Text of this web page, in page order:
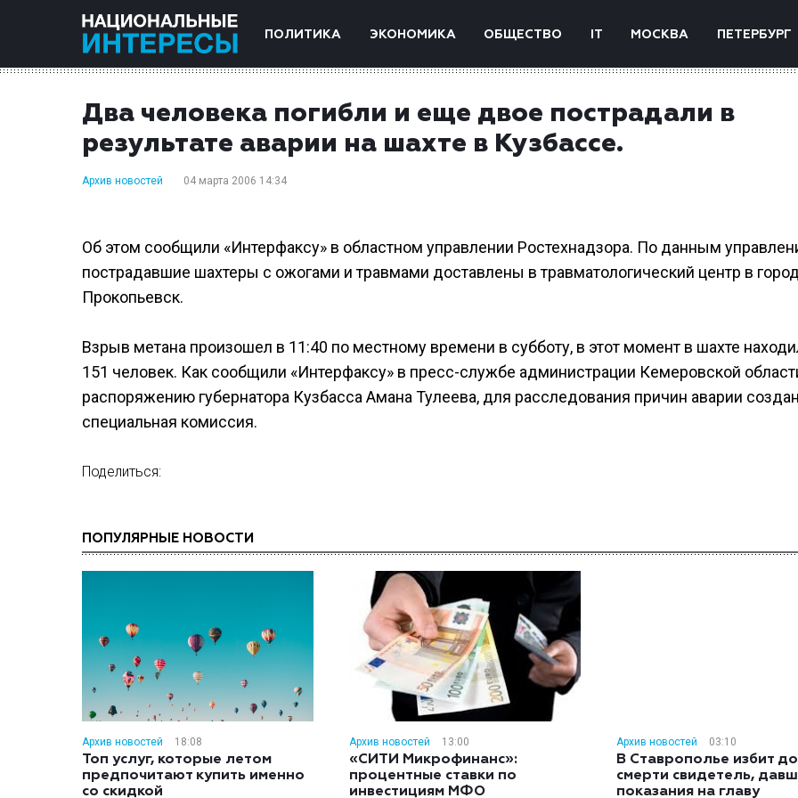
ПОЛИТИКА ЭКОНОМИКА ОБЩЕСТВО IT МОСКВА ПЕТЕРБУРГ
Два человека погибли и еще двое пострадали в
результате аварии на шахте в Кузбассе.
Архив новостей 04 марта 2006 14:34
Об этом сообщили «Интерфаксу» в областном управлении Ростехнадзора. По данным
пострадавшие шахтеры с ожогами и травмами доставлены в травматологический центр в
Прокопьевск.
Взрыв метана произошел в 11:40 по местному времени в субботу, в этот момент в шахте
151 человек. Как сообщили «Интерфаксу» в пресс-службе администрации Кемеровской
распоряжению губернатора Кузбасса Амана Тулеева, для расследования причин аварии
специальная комиссия.
Поделиться:
ПОПУЛЯРНЫЕ НОВОСТИ
Архив новостей 18:08
Топ услуг, которые летом
предпочитают купить именно
со скидкой
Архив новостей 13:00
«СИТИ Микрофинанс»:
процентные ставки по
инвестициям МФО
Архив новостей 03:10
В Ставрополье избит до
смерти свидетель,
показания на главу